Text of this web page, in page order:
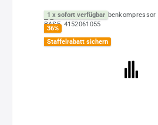
1 x sofort verfügbar
36%
Staffelrabatt sichern